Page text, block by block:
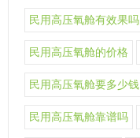
民用高压氧舱有效果吗
民用高压氧舱的价格
民用高压氧舱要多少钱
民用高压氧舱靠谱吗